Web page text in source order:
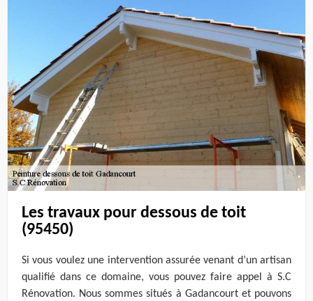
Les travaux pour dessous de toit
(95450)
Si vous voulez une intervention assurée venant d’un artisan
qualifié dans ce domaine, vous pouvez faire appel à S.C
Rénovation. Nous sommes situés à Gadancourt et pouvons